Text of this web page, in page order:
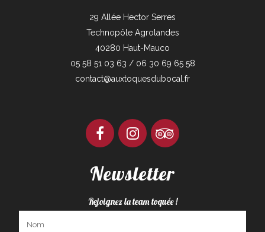
29 Allée Hector Serres
Technopôle Agrolandes
40280 Haut-Mauco
05 58 51 03 63 / 06 30 69 65 58
contact@auxtoquesdubocal.fr
Newsletter
Rejoignez la team toquée !